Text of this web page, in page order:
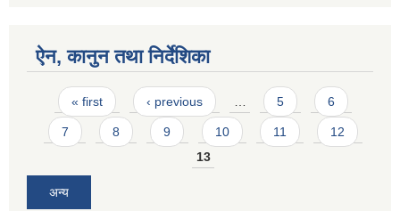
ऐन, कानुन तथा निर्देशिका
Pages
« first ‹ previous 5 6
7 8 9 10 11
12
13
अन्य